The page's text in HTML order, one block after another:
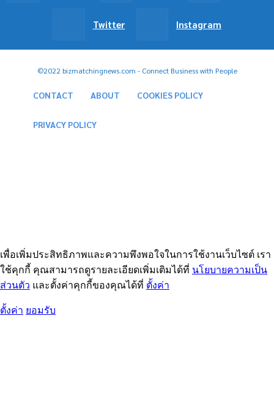
Twitter Instagram
©2022 bizmatchingnews.com - Connect Business with People
CONTACT ABOUT COOKIES POLICY
PRIVACY POLICY
เพื่อเพิ่มประสิทธิภาพและความพึงพอใจในการใช้งานเว็บไซต์ เรา
ใช้คุกกี้ คุณสามารถดูรายละเอียดเพิ่มเติมได้ที่ นโยบายความเป็น
ส่วนตัว และตั้งค่าคุกกี้ของคุณได้ที่ ตั้งค่า
ตั้งค่า ยอมรับ